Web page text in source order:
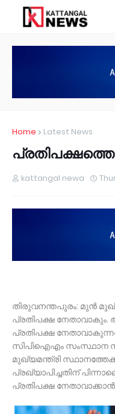
Home Latest News
kattangal newa
തിരുവനന്തപുരം: മുന്‍
പ്രതിപക്ഷ
പ്രതിപക്ഷ
സിപിഐഎം സംസ്ഥാന
മുഖ്യമന്ത്രി
പ്രഖ്യാപിച്ചതിന്
പ്രതിപക്ഷ